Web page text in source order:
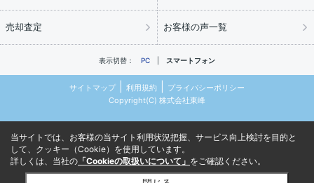
売却査定 お客様の声一覧
表示切替： PC スマートフォン
サイトマップ 利用規約
プライバシーポリシー
Copyright(C) 株式会社東峰
当サイトでは、お客様の当サイト利用状況把握、サービス向上検討を目的と
して、クッキー（Cookie）を使用しています。
詳しくは、当社の 「Cookieの取扱いについて」 をご確認ください。